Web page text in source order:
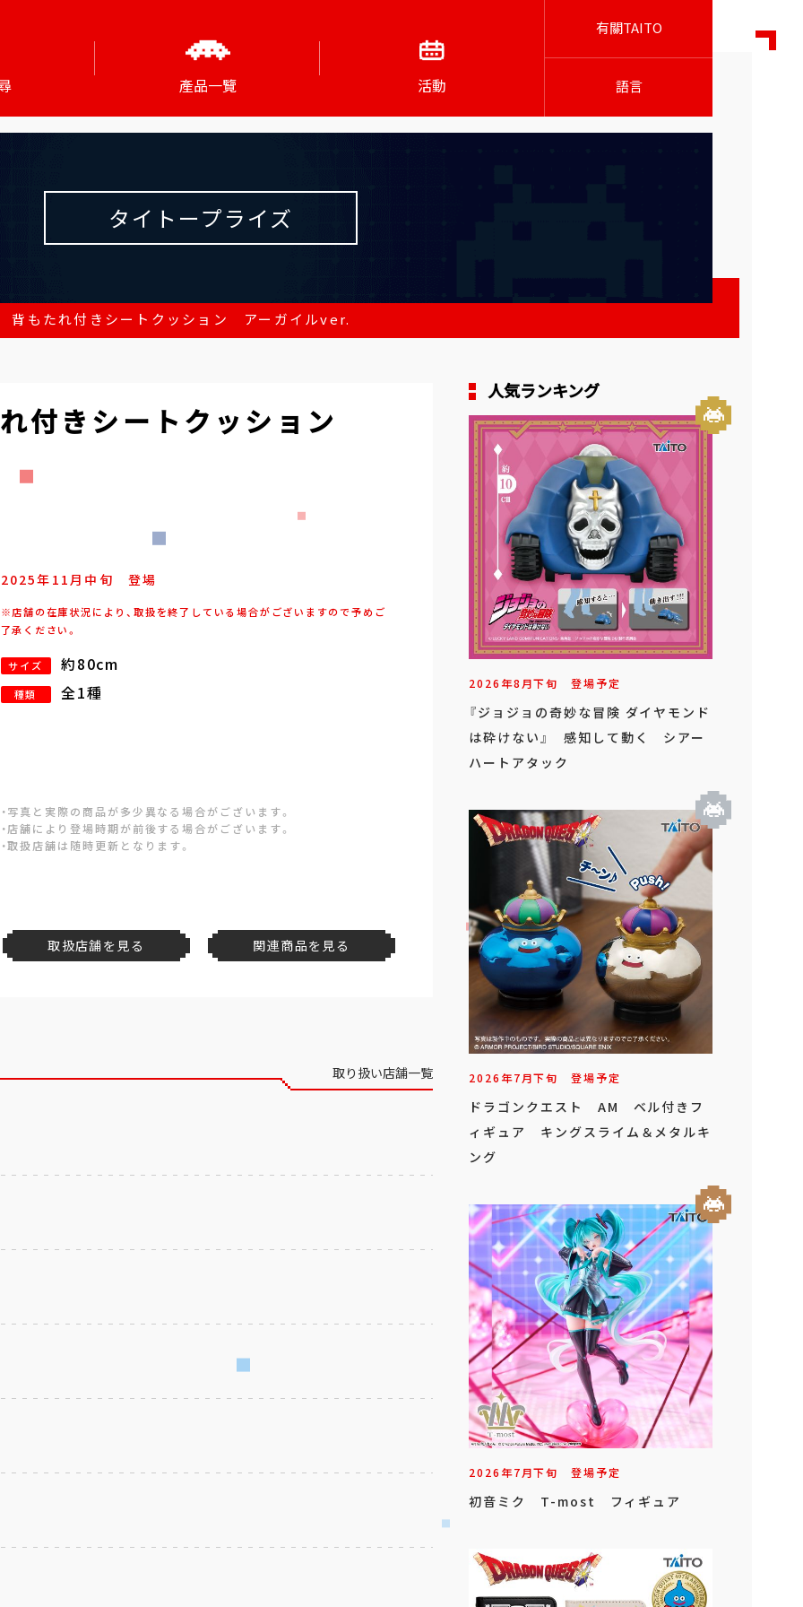
產品一覽 活動
有關TAITO
語言
タイトープライズ
背もたれ付きシートクッション アーガイルver.
付きシートクッション
2025年 11月 中旬 登場
※店舗の在庫状況により、取扱を終了している場合がございますので予めご
了承ください。
サイズ 約80cm
種類 全1種
・写真と実際の商品が多少異なる場合がございます。
・店舗により登場時期が前後する場合がございます。
・取扱店舗は随時更新となります。
取扱店舗を見る 関連商品を見る
取り扱い店舗一覧
人気ランキング
2026年8月下旬 登場予定
『ジョジョの奇妙な冒険 ダイヤモンド
は砕けない』 感知して動く シアー
ハートアタック
2026年7月下旬 登場予定
ドラゴンクエスト AM ベル付きフ
ィギュア キングスライム＆メタルキ
ング
2026年7月下旬 登場予定
初音ミク T-most フィギュア